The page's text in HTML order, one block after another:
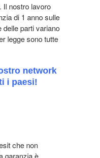
Il nostro lavoro
di 1 anno sulle
delle parti variano
legge sono tutte
network
i paesi!
che non
garanzia è